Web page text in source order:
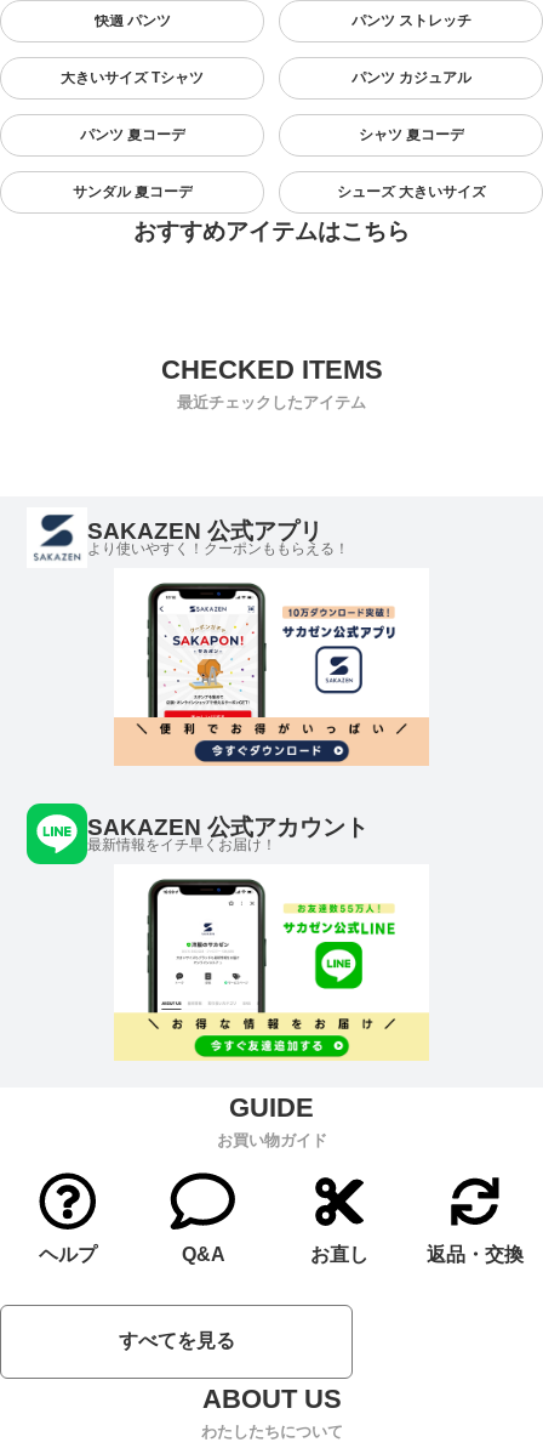
快適 パンツ パンツ ストレッチ
大きいサイズ Tシャツ パンツ カジュアル
パンツ 夏コーデ シャツ 夏コーデ
サンダル 夏コーデ シューズ 大きいサイズ
おすすめアイテムはこちら
最近チェックしたアイテム
SAKAZEN 公式アプリ
より使いやすく！クーポンももらえる！
SAKAZEN 公式アカウント
最新情報をイチ早くお届け！
お買い物ガイド
ヘルプ Q&A お直し 返品・交換
すべてを見る
わたしたちについて